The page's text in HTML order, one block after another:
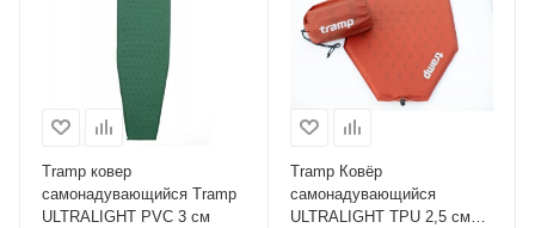
Tramp ковер
самонадувающийся Tramp
ULTRALIGHT PVC 3 см
Tramp Ковёр
самонадувающийся
ULTRALIGHT TPU 2,5 см